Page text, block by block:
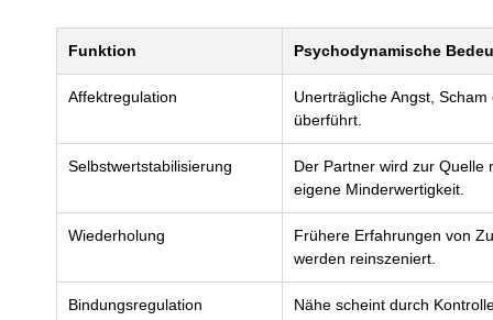
Funktion Psychodynamische
Affektregulation
Unerträgliche Angst,
überführt.
Selbstwertstabilisierung
Der Partner wird zur Quelle
eigene Minderwertigkeit.
Wiederholung
Frühere Erfahrungen von
werden reinszeniert.
Bindungsregulation Nähe scheint durch